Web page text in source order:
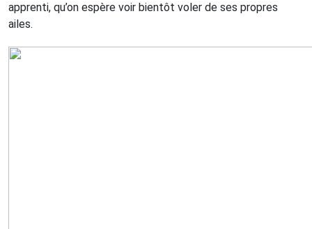
apprenti, qu’on espère voir bientôt voler de ses propres
ailes.